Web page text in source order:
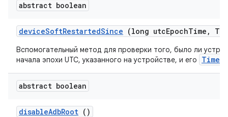
abstract boolean
deviceSoftRestartedSince (long utcEpochTime ,
Вспомогательный метод для проверки того, было ли
начала эпохи UTC, указанного на устройстве, и его
abstract boolean
disableAdbRoot ()